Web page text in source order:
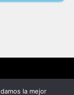
la mejor